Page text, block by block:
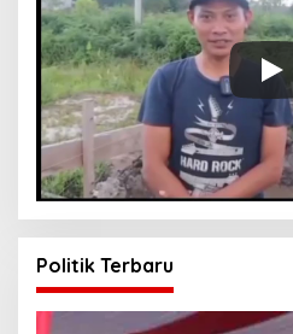
Politik Terbaru